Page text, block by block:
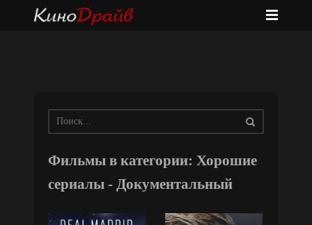
Фильмы в категории: Хорошие
сериалы - Документальный